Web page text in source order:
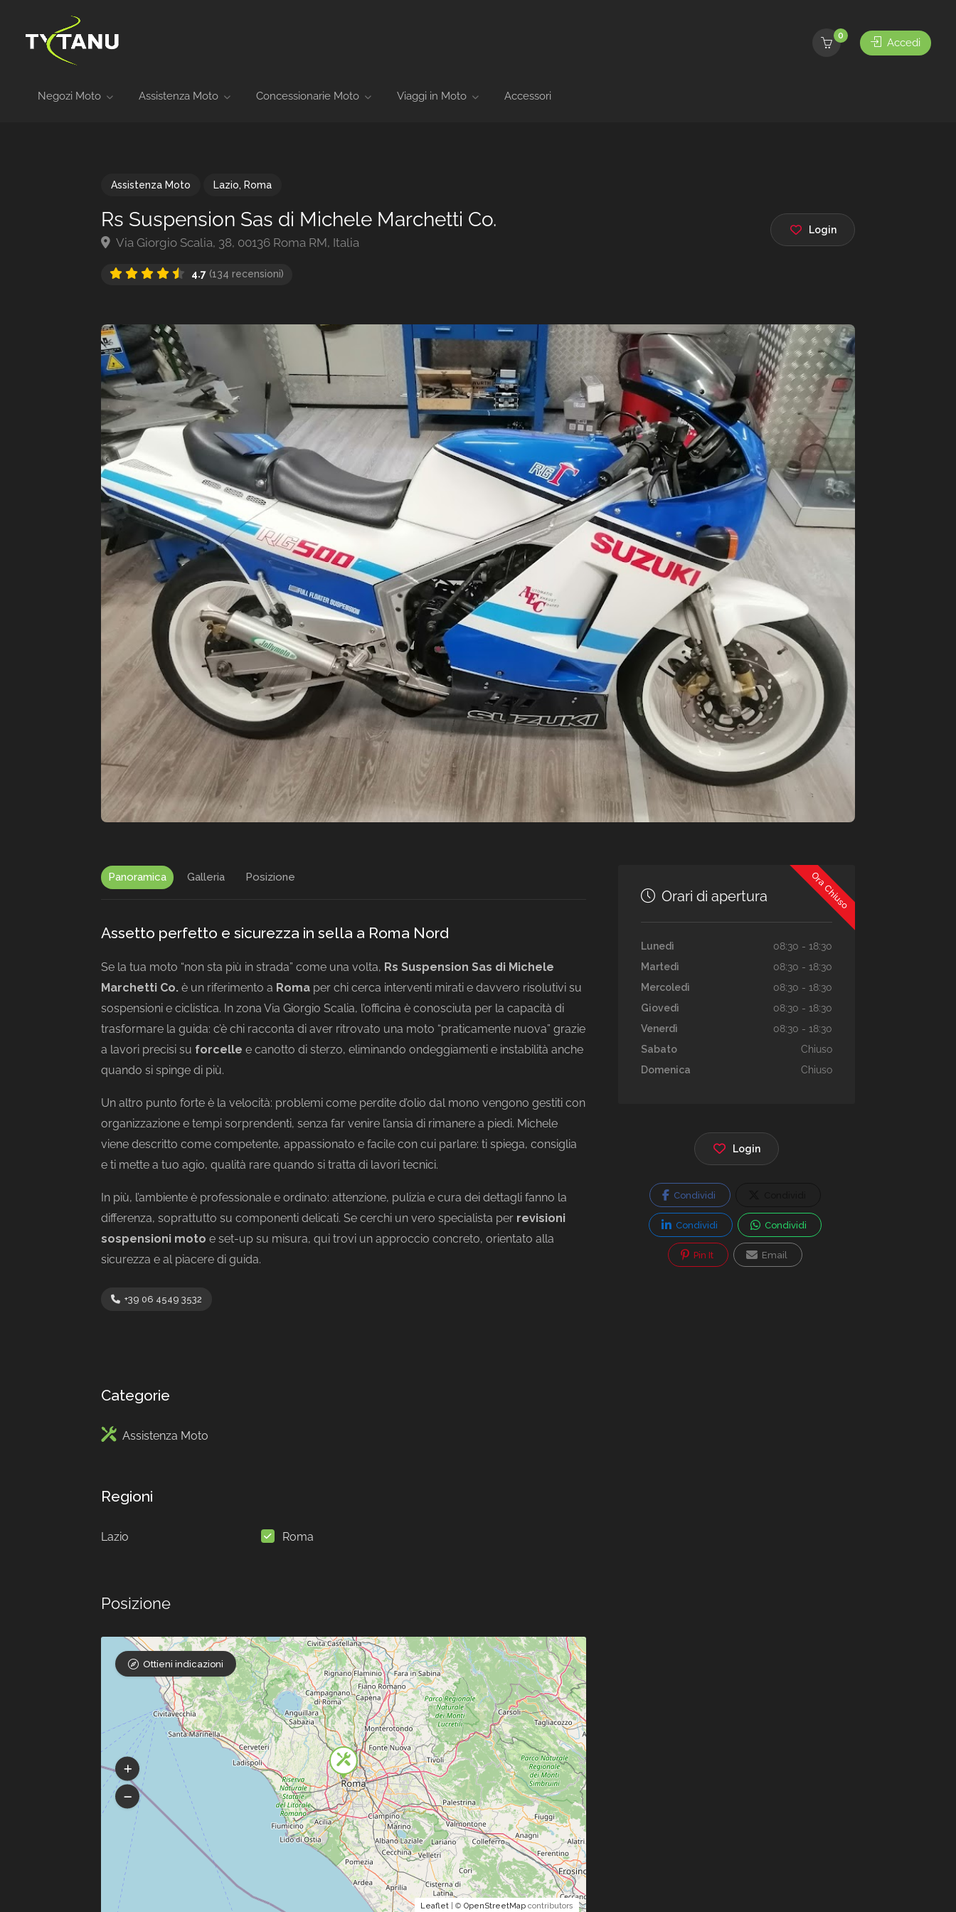
Negozi Moto Assistenza Moto Concessionarie Moto Viaggi in Moto Accessori
0
Accedi
Assistenza Moto Lazio, Roma
Rs Suspension Sas di Michele Marchetti Co.
Via Giorgio Scalia, 38, 00136 Roma RM, Italia
4.7 (134 recensioni)
Login
Panoramica Galleria Posizione
Assetto perfetto e sicurezza in sella a Roma Nord
Se la tua moto “non sta più in strada” come una volta, Rs Suspension Sas di Michele
Marchetti Co. è un riferimento a Roma per chi cerca interventi mirati e davvero risolutivi su
sospensioni e ciclistica. In zona Via Giorgio Scalia, l’officina è conosciuta per la capacità di
trasformare la guida: c’è chi racconta di aver ritrovato una moto “praticamente nuova” grazie
a lavori precisi su forcelle e canotto di sterzo, eliminando ondeggiamenti e instabilità anche
quando si spinge di più.
Un altro punto forte è la velocità: problemi come perdite d’olio dal mono vengono gestiti con
organizzazione e tempi sorprendenti, senza far venire l’ansia di rimanere a piedi. Michele
viene descritto come competente, appassionato e facile con cui parlare: ti spiega, consiglia
e ti mette a tuo agio, qualità rare quando si tratta di lavori tecnici.
In più, l’ambiente è professionale e ordinato: attenzione, pulizia e cura dei dettagli fanno la
differenza, soprattutto su componenti delicati. Se cerchi un vero specialista per revisioni
sospensioni moto e set-up su misura, qui trovi un approccio concreto, orientato alla
sicurezza e al piacere di guida.
+39 06 4549 3532
Categorie
Assistenza Moto
Regioni
Lazio Roma
Posizione
Leaflet| © OpenStreetMapcontributors
Ottieni indicazioni
Ora Chiuso
Orari di apertura
Lunedì
08:30 - 18:30
Martedì
08:30 - 18:30
Mercoledì
08:30 - 18:30
Giovedì
08:30 - 18:30
Venerdì
08:30 - 18:30
Sabato
Chiuso
Domenica
Chiuso
Login
Condividi
Condividi Condividi
Pin It Email